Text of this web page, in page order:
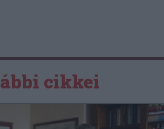
cikkei